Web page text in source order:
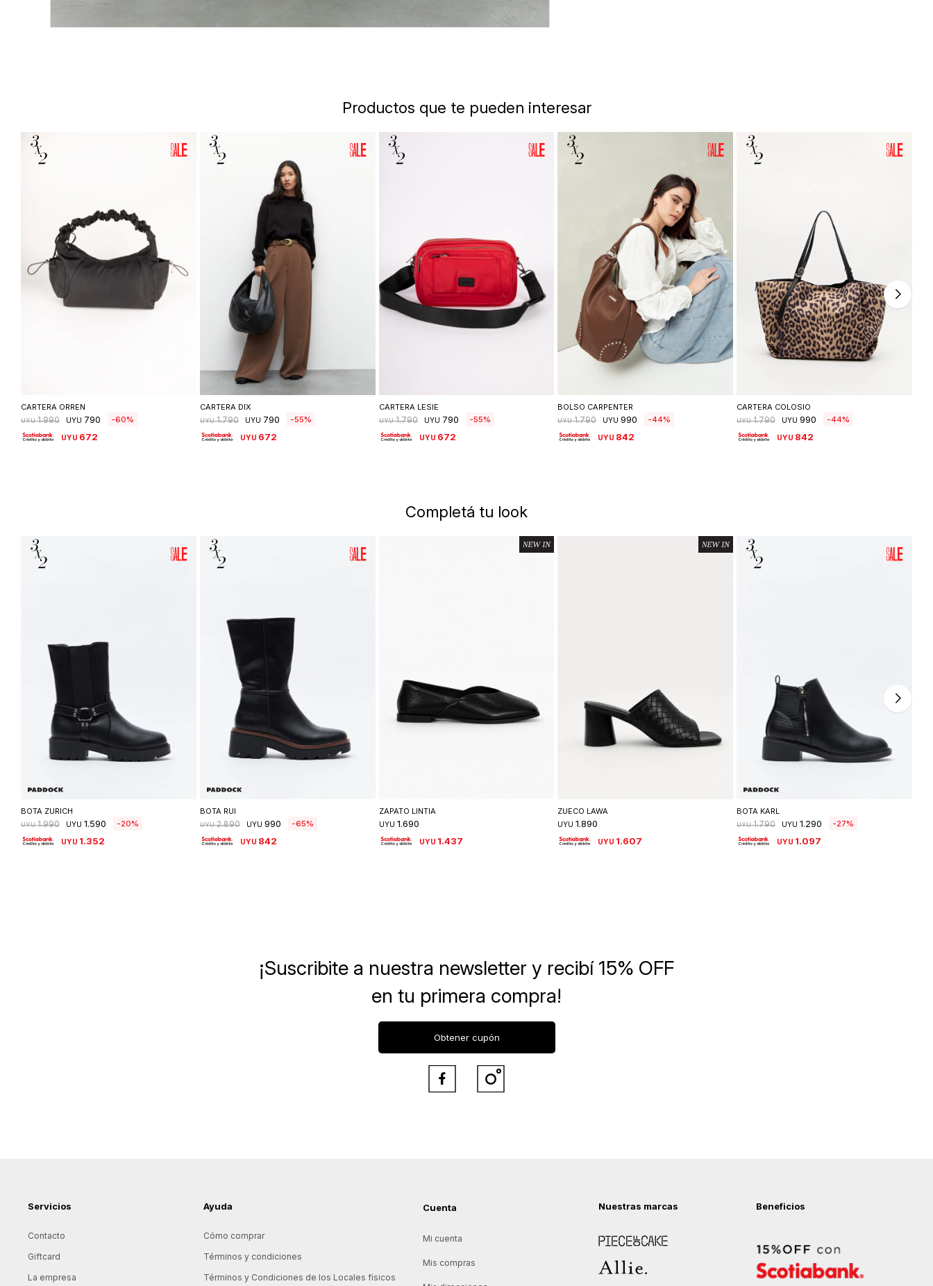
Productos que te pueden interesar
CARTERA ORREN
UYU 1.990 UYU 790 60
UYU 672
Seleccionar talle
CARTERA DIX
UYU 1.790 UYU 790 55
UYU 672
CARTERA LESIE
UYU 1.790 UYU 790 55
UYU 672
BOLSO CARPENTER
UYU 1.790 UYU 990 44
UYU 842
CARTERA COLOSIO
UYU 1.790 UYU 990 44
UYU 842
Completá tu look
BOTA ZURICH
UYU 1.990 UYU 1.590 20
UYU 1.352
BOTA RUI
UYU 2.890 UYU 990 65
UYU 842
ZAPATO LINTIA
UYU 1.690
UYU 1.437
ZUECO LAWA
UYU 1.890
UYU 1.607
BOTA KARL
UYU 1.790 UYU 1.290 27
UYU 1.097
Servicios
Contacto
Giftcard
La empresa
Ayuda
Cómo comprar
Términos y condiciones
Términos y Condiciones de los Locales físicos
Cuenta
Mi cuenta
Mis compras
Nuestras marcas
Piece of Cake
Allie
Beneficios
¡Suscribite a nuestra newsletter y recibí 15% OFF
en tu primera compra!
Obtener cupón
 